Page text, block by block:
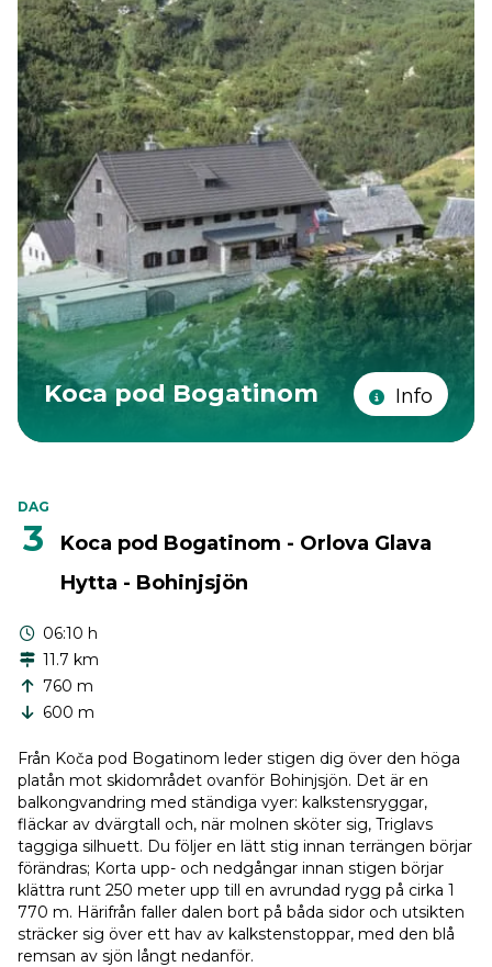
Koca pod Bogatinom Info
DAG
3
Koca pod Bogatinom - Orlova Glava
Hytta - Bohinjsjön
06:10 h
11.7 km
760 m
600 m
Från Koča pod Bogatinom leder stigen dig över den höga
platån mot skidområdet ovanför Bohinjsjön. Det är en
balkongvandring med ständiga vyer: kalkstensryggar,
fläckar av dvärgtall och, när molnen sköter sig, Triglavs
taggiga silhuett. Du följer en lätt stig innan terrängen börjar
förändras; Korta upp- och nedgångar innan stigen börjar
klättra runt 250 meter upp till en avrundad rygg på cirka 1
770 m. Härifrån faller dalen bort på båda sidor och utsikten
sträcker sig över ett hav av kalkstenstoppar, med den blå
remsan av sjön långt nedanför.